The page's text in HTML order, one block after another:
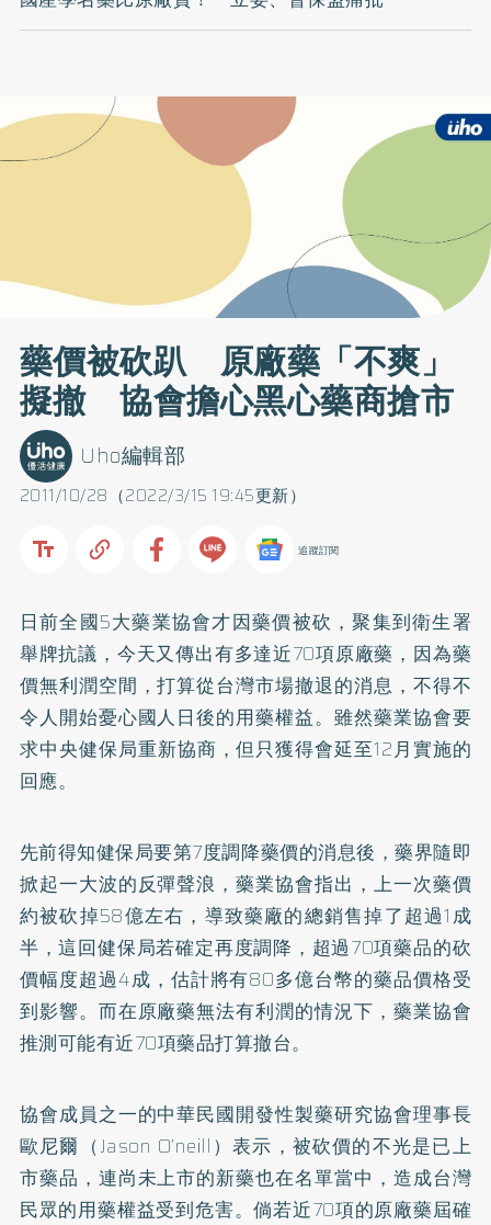
藥價被砍趴 原廠藥「不爽」
擬撤 協會擔心黑心藥商搶市
2011/10/28（2022/3/15 19:45更新）
Uho編輯部
追蹤訂閱
日前全國5大藥業協會才因藥價被砍，聚集到衛生署
舉牌抗議，今天又傳出有多達近70項原廠藥，因為藥
價無利潤空間，打算從台灣市場撤退的消息，不得不
令人開始憂心國人日後的用藥權益。雖然藥業協會要
求中央健保局重新協商，但只獲得會延至12月實施的
回應。
先前得知健保局要第7度調降藥價的消息後，藥界隨即
掀起一大波的反彈聲浪，藥業協會指出，上一次藥價
約被砍掉58億左右，導致藥廠的總銷售掉了超過1成
半，這回健保局若確定再度調降，超過70項藥品的砍
價幅度超過4成，估計將有80多億台幣的藥品價格受
到影響。而在原廠藥無法有利潤的情況下，藥業協會
推測可能有近70項藥品打算撤台。
協會成員之一的中華民國開發性製藥研究協會理事長
歐尼爾（Jason O’neill）表示，被砍價的不光是已上
市藥品，連尚未上市的新藥也在名單當中，造成台灣
民眾的用藥權益受到危害。倘若近70項的原廠藥屆確